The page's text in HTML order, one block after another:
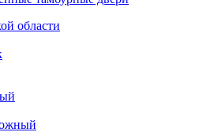
области